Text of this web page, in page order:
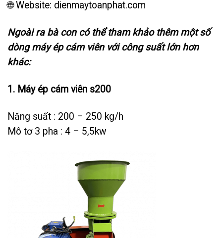
🌐 Website: dienmaytoanphat.com
Ngoài ra bà con có thể tham khảo thêm một số
dòng máy ép cám viên với công suất lớn hơn
khác:
1. Máy ép cám viên s200
Năng suất : 200 – 250 kg/h
Mô tơ 3 pha : 4 – 5,5kw